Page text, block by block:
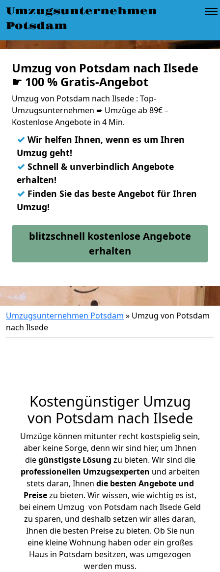
Umzugsunternehmen
Potsdam
Umzug von Potsdam nach Ilsede
☛ 100 % Gratis-Angebot
Umzug von Potsdam nach Ilsede : Top-
Umzugsunternehmen ➨ Umzüge ab 89€ –
Kostenlose Angebote in 4 Min.
✓ Wir helfen Ihnen, wenn es um Ihren
Umzug geht!
✓ Schnell & unverbindlich Angebote
erhalten!
✓ Finden Sie das beste Angebot für Ihren
Umzug!
blitzschnell kostenlose Angebote
erhalten
Umzugsunternehmen Potsdam » Umzug von Potsdam
nach Ilsede
Kostengünstiger Umzug
von Potsdam nach Ilsede
Umzüge können mitunter recht kostspielig sein,
aber keine Sorge, denn wir sind hier, um Ihnen
diegünstigste Lösung zu bieten. Wir sind die
professionellen Umzugsexperten und arbeiten
stets daran, Ihnen die besten Angebote und
Preisezu bieten. Wir wissen, wie wichtig es ist,
bei einem Umzug von Potsdam nach Ilsede Geld
zu sparen, und deshalb setzen wir alles daran,
Ihnen die besten Preise zu bieten. Ob Sie nun
eine kleine Wohnung haben oder ein großes
Haus in Potsdam besitzen, was umgezogen
werden muss.